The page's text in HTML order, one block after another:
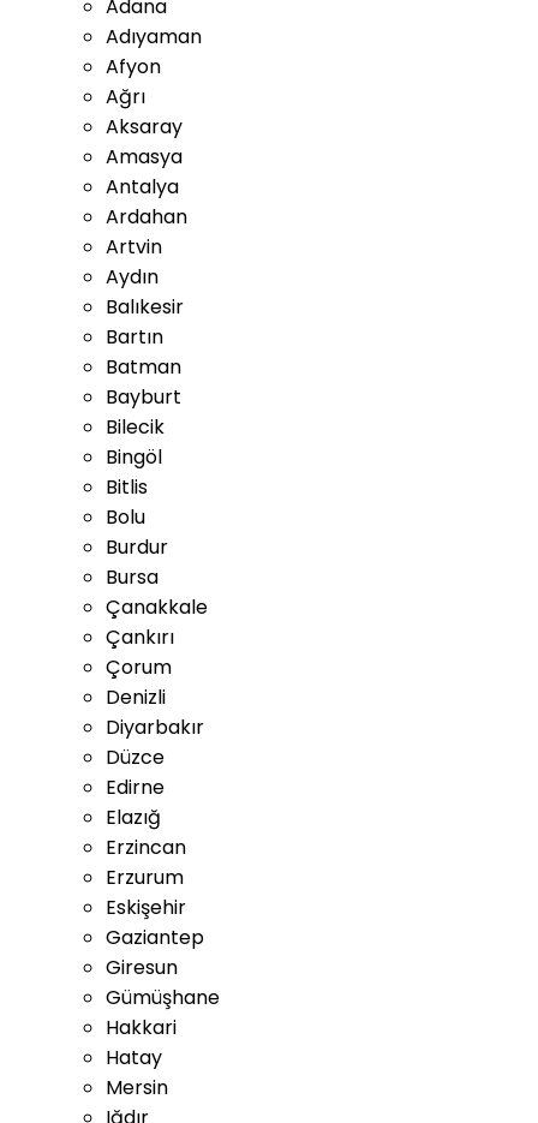
Adana
Adıyaman
Afyon
Ağrı
Aksaray
Amasya
Antalya
Ardahan
Artvin
Aydın
Balıkesir
Bartın
Batman
Bayburt
Bilecik
Bingöl
Bitlis
Bolu
Burdur
Bursa
Çanakkale
Çankırı
Çorum
Denizli
Diyarbakır
Düzce
Edirne
Elazığ
Erzincan
Erzurum
Eskişehir
Gaziantep
Giresun
Gümüşhane
Hakkari
Hatay
Mersin